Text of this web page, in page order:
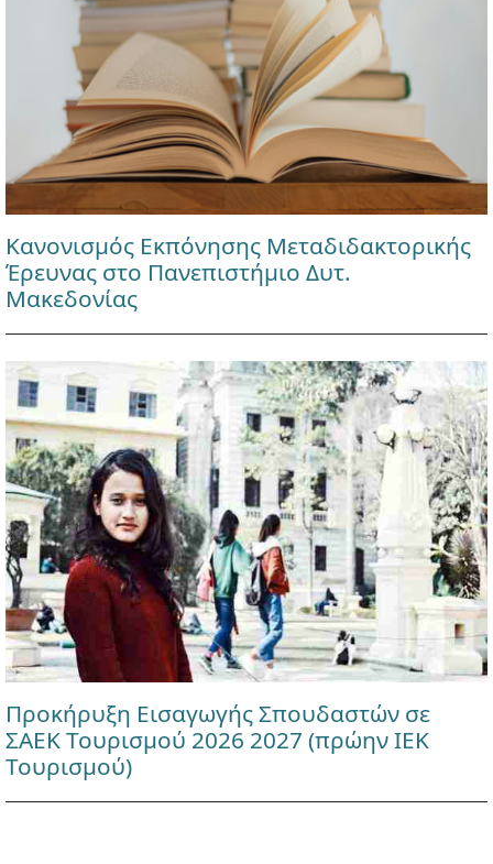
Κανονισμός Εκπόνησης Μεταδιδακτορικής
Έρευνας στο Πανεπιστήμιο Δυτ.
Μακεδονίας
Προκήρυξη Εισαγωγής Σπουδαστών σε
ΣΑΕΚ Τουρισμού 2026 2027 (πρώην ΙΕΚ
Τουρισμού)